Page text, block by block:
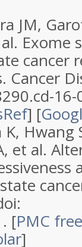
JM,
Exome
cancer
16-
] [
Hwang
et al.
[PMC
]